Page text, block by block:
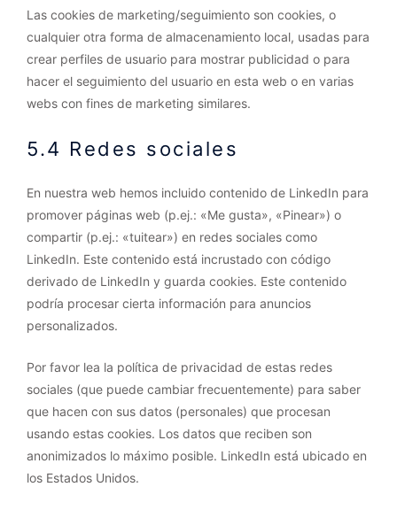
Las cookies de marketing/seguimiento son cookies, o
cualquier otra forma de almacenamiento local, usadas para
crear perfiles de usuario para mostrar publicidad o para
hacer el seguimiento del usuario en esta web o en varias
webs con fines de marketing similares.
5.4 Redes sociales
En nuestra web hemos incluido contenido de LinkedIn para
promover páginas web (p.ej.: «Me gusta», «Pinear») o
compartir (p.ej.: «tuitear») en redes sociales como
LinkedIn. Este contenido está incrustado con código
derivado de LinkedIn y guarda cookies. Este contenido
podría procesar cierta información para anuncios
personalizados.
Por favor lea la política de privacidad de estas redes
sociales (que puede cambiar frecuentemente) para saber
que hacen con sus datos (personales) que procesan
usando estas cookies. Los datos que reciben son
anonimizados lo máximo posible. LinkedIn está ubicado en
los Estados Unidos.